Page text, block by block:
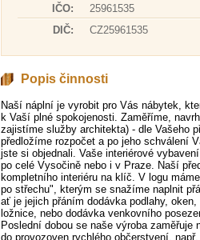
IČO:
25961535
DIČ:
CZ25961535
Popis činnosti
Naší náplní je vyrobit pro Vás nábytek,
k Vaší plné spokojenosti. Zaměříme,
zajistíme služby architekta) - dle Vašeho
předložíme rozpočet a po jeho schválení
jste si objednali. Vaše interiérové
po celé Vysočině nebo i v Praze. Naší
kompletního interiéru na klíč. V logu
po střechu", kterým se snažíme naplnit
ať je jejich přáním dodávka podlahy,
ložnice, nebo dodávka venkovního
Poslední dobou se naše výroba zaměřuje
do provozoven rychlého občerstvení,